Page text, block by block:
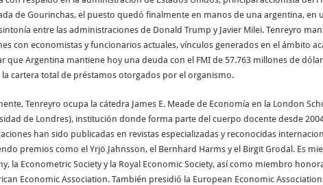
de Gourinchas, el puesto quedó finalmente en manos de una argentina, en
entre las administraciones de Donald Trump y Javier Milei. Tenreyro
con economistas y funcionarios actuales, vínculos generados en el ámbito
que Argentina mantiene hoy una deuda con el FMI de 57.763 millones de
la cartera total de préstamos otorgados por el organismo.
Tenreyro ocupa la cátedra James E. Meade de Economía en la London
de Londres), institución donde forma parte del cuerpo docente desde
han sido publicadas en revistas especializadas y reconocidas
premios como el Yrjö Jahnsson, el Bernhard Harms y el Birgit Grodal. Es
la Econometric Society y la Royal Economic Society, así como miembro
Economic Association. También presidió la European Economic